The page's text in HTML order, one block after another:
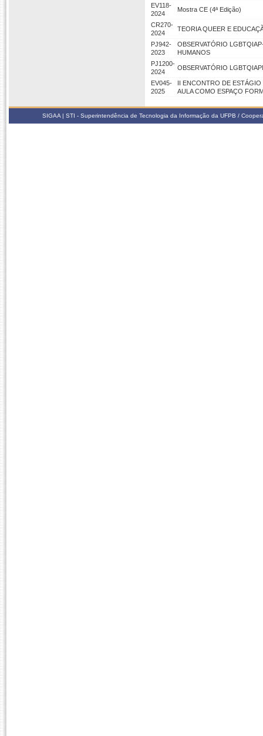
EV118-
2024
Mostra CE (4ª Edição)
CR270-
2024
TEORIA QUEER E
PJ942-
2023
OBSERVATÓRIO
HUMANOS
PJ1200-
2024
OBSERVATÓRIO
EV045-
2025
II ENCONTRO DE ESTÁGIO
AULA COMO ESPAÇO
SIGAA | STI - Superintendência de Tecnologia da Informação da UFPB /